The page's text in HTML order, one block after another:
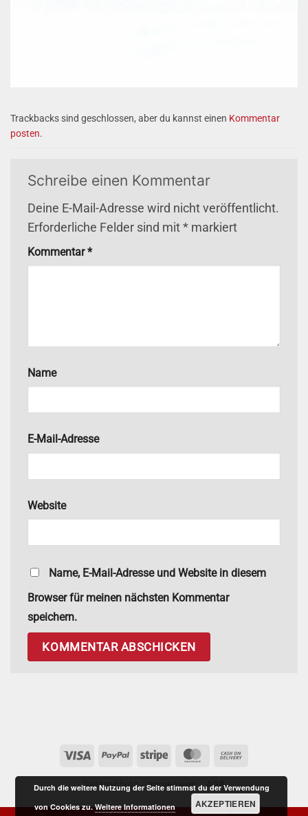
Trackbacks sind geschlossen, aber du kannst einen Kommentar
posten.
Schreibe einen Kommentar
Deine E-Mail-Adresse wird nicht veröffentlicht.
Erforderliche Felder sind mit * markiert
Kommentar*
Name
E-Mail-Adresse
Website
Name, E-Mail-Adresse und Website in diesem
Browser für meinen nächsten Kommentar
speichern.
Visa PayPal Stripe MasterCard
Delivery
Datenschutz Impressum AGB
Durch die weitere Nutzung der Seite stimmst du der Verwendung
von Cookies zu.Weitere Informationen AKZEPTIEREN